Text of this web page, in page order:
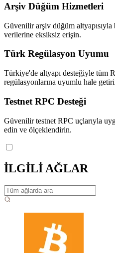
Arşiv Düğüm Hizmetleri
Güvenilir arşiv düğüm
verilerine eksiksiz erişin.
Türk Regülasyon Uyumu
Türkiye'de altyapı desteğiyle tüm
regülasyonlarına uyumlu hale
Testnet RPC Desteği
Güvenilir testnet RPC uçlarıyla
edin ve ölçeklendirin.
İLGİLİ AĞLAR